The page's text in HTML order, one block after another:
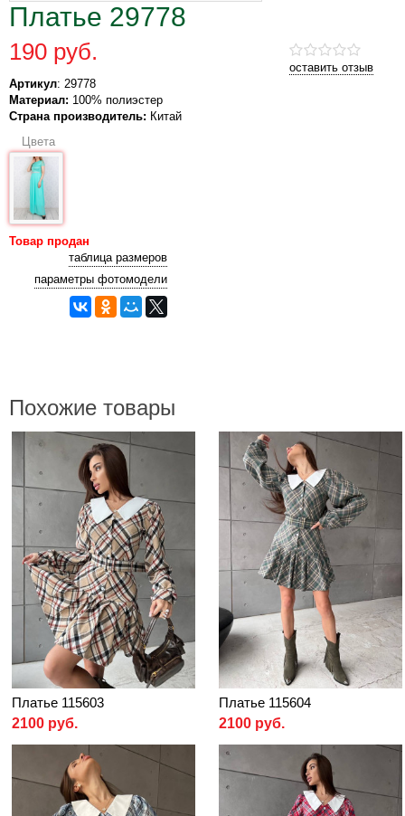
Платье 29778
оставить отзыв
190 руб.
Артикул: 29778
Материал: 100% полиэстер
Страна производитель: Китай
Цвета
Товар продан
таблица размеров
параметры фотомодели
Похожие товары
Платье 115603
2100 руб.
Платье 115604
2100 руб.